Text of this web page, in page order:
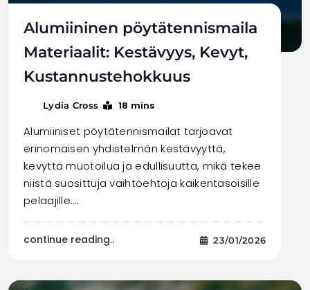
Alumiininen pöytätennismaila
Materiaalit: Kestävyys, Kevyt,
Kustannustehokkuus
Lydia Cross 18 mins
Alumiiniset pöytätennismailat tarjoavat
erinomaisen yhdistelmän kestävyyttä,
kevyttä muotoilua ja edullisuutta, mikä tekee
niistä suosittuja vaihtoehtoja kaikentasoisille
pelaajille.…
continue reading.. 23/01/2026